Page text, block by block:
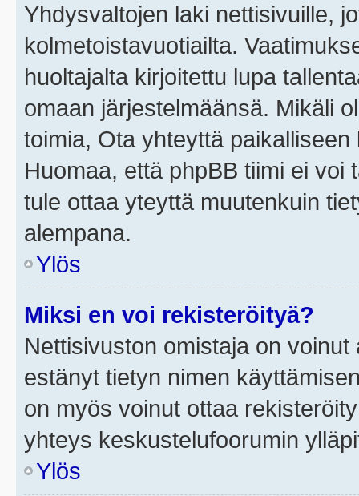
Yhdysvaltojen laki nettisivuille,
kolmetoistavuotiailta.
huoltajalta kirjoitettu lupa
omaan järjestelmäänsä. Mikäli
toimia, Ota yhteyttä
Huomaa, että phpBB tiimi ei voi
tule ottaa yteyttä muutenkuin
alempana.
Ylös
Miksi en voi rekisteröityä?
Nettisivuston omistaja on
estänyt tietyn nimen
on myös voinut ottaa
yhteys keskustelufoorumin
Ylös